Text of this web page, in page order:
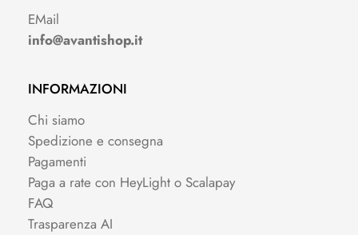
EMail
info@avantishop.it
INFORMAZIONI
Chi siamo
Spedizione e consegna
Pagamenti
Paga a rate con HeyLight o Scalapay
FAQ
Trasparenza AI